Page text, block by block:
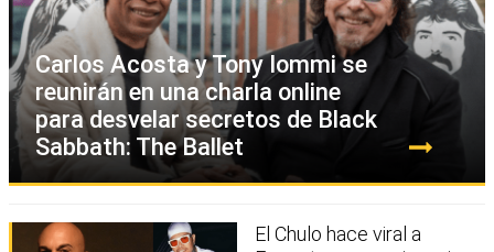
Carlos Acosta y Tony Iommi se
reunirán en una charla online
para desvelar secretos de Black
Sabbath: The Ballet
El Chulo hace viral a